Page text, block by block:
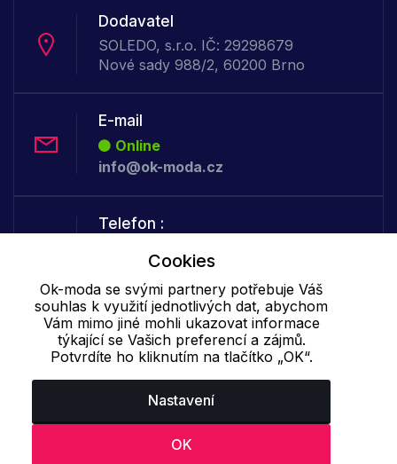
Dodavatel
SOLEDO, s.r.o. IČ: 29298679
Nové sady 988/2, 60200 Brno
E-mail
Online
info@ok-moda.cz
Telefon :
+420 702 000 160
Cookie - podrobné nastavení| Další informace|Ochrana osobních
Cookies
Ok-moda se svými partnery potřebuje Váš
souhlas k využití jednotlivých dat, abychom
Vám mimo jiné mohli ukazovat informace
týkající se Vašich preferencí a zájmů.
Potvrdíte ho kliknutím na tlačítko „OK“.
Nastavení
OK